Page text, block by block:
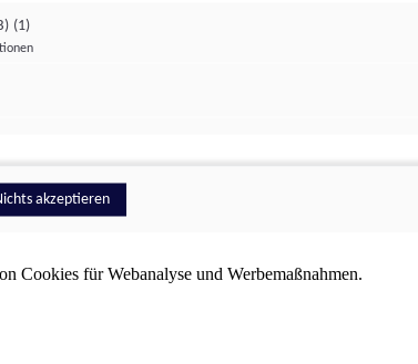
Cookies für Webanalyse und Werbemaßnahmen.
(1)
akzeptieren